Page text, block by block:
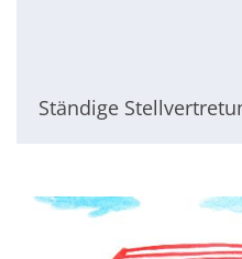
Ständige